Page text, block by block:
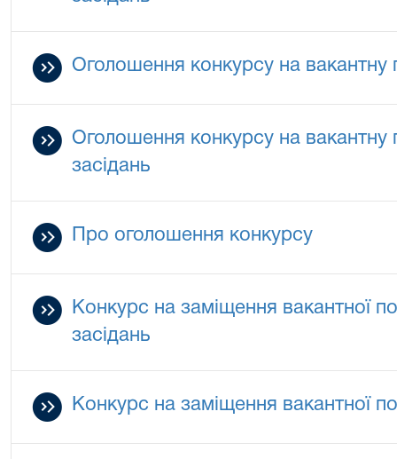
Оголошення конкурсу на вакантну
Оголошення конкурсу на вакантну
засідань
Про оголошення конкурсу
Конкурс на заміщення вакантної
засідань
Конкурс на заміщення вакантної